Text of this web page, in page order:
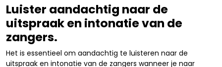
Luister aandachtig naar de
uitspraak en intonatie van de
zangers.
Het is essentieel om aandachtig te luisteren naar de
uitspraak en intonatie van de zangers wanneer je naar